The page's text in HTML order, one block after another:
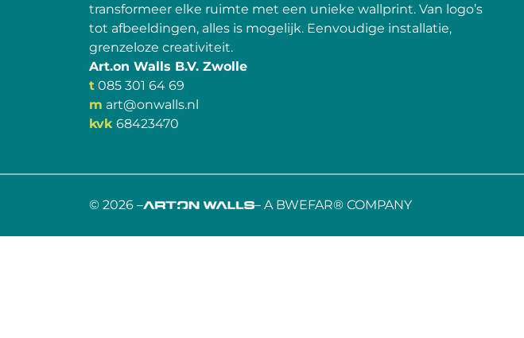
transformeer elke ruimte met een unieke wallprint. Van logo’s
tot afbeeldingen, alles is mogelijk. Eenvoudige installatie,
grenzeloze creativiteit.
Art.on Walls B.V. Zwolle
t 085 301 64 69
m art@onwalls.nl
kvk 68423470
© 2026 – – A BWEFAR® COMPANY